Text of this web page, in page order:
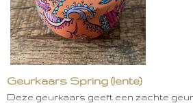
Geurkaars Spring (lente)
Deze geurkaars geeft een zachte geur